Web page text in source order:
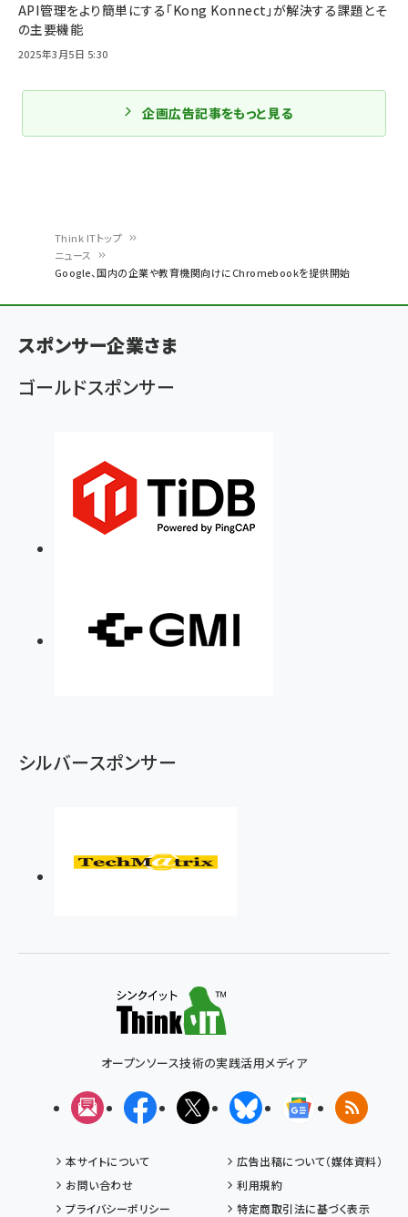
ン
く
ず
Think ITトップ
ニュース
Google、国内の企業や教育機関向けにChromebookを提供開始
API管理をより簡単にする「Kong Konnect」が解決する課題とそ
の主要機能
2025年3月5日 5:30
企画広告記事をもっと見る
スポンサー企業さま
ゴールドスポンサー
シルバースポンサー
オープンソース技術の実践活用メディア
メルマガFacebookX(エックス)BlueskyGoogleニュ
RSS
本サイトについて
広告出稿について（媒体資料）
お問い合わせ
利用規約
プライバシーポリシー
特定商取引法に基づく表示